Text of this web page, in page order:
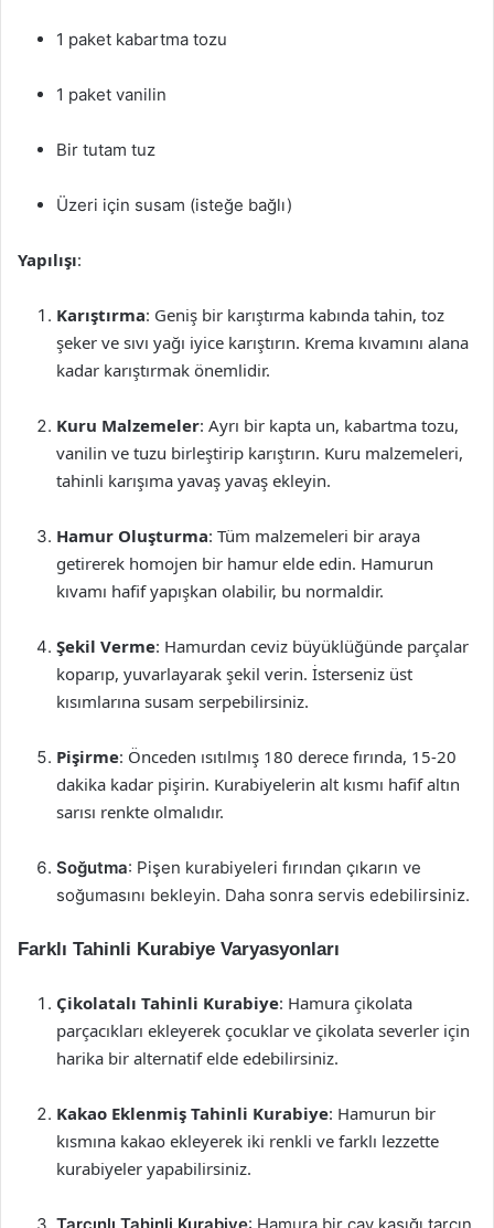
1 paket kabartma tozu
1 paket vanilin
Bir tutam tuz
Üzeri için susam (isteğe bağlı)
Yapılışı:
Karıştırma: Geniş bir karıştırma kabında tahin, toz
şeker ve sıvı yağı iyice karıştırın. Krema kıvamını alana
kadar karıştırmak önemlidir.
Kuru Malzemeler: Ayrı bir kapta un, kabartma tozu,
vanilin ve tuzu birleştirip karıştırın. Kuru malzemeleri,
tahinli karışıma yavaş yavaş ekleyin.
Hamur Oluşturma: Tüm malzemeleri bir araya
getirerek homojen bir hamur elde edin. Hamurun
kıvamı hafif yapışkan olabilir, bu normaldir.
Şekil Verme: Hamurdan ceviz büyüklüğünde parçalar
koparıp, yuvarlayarak şekil verin. İsterseniz üst
kısımlarına susam serpebilirsiniz.
Pişirme: Önceden ısıtılmış 180 derece fırında, 15-20
dakika kadar pişirin. Kurabiyelerin alt kısmı hafif altın
sarısı renkte olmalıdır.
Soğutma: Pişen kurabiyeleri fırından çıkarın ve
soğumasını bekleyin. Daha sonra servis edebilirsiniz.
Farklı Tahinli Kurabiye Varyasyonları
Çikolatalı Tahinli Kurabiye: Hamura çikolata
parçacıkları ekleyerek çocuklar ve çikolata severler için
harika bir alternatif elde edebilirsiniz.
Kakao Eklenmiş Tahinli Kurabiye: Hamurun bir
kısmına kakao ekleyerek iki renkli ve farklı lezzette
kurabiyeler yapabilirsiniz.